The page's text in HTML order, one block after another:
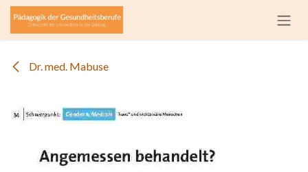
Zum Inhalt springen
Dr. med. Mabuse